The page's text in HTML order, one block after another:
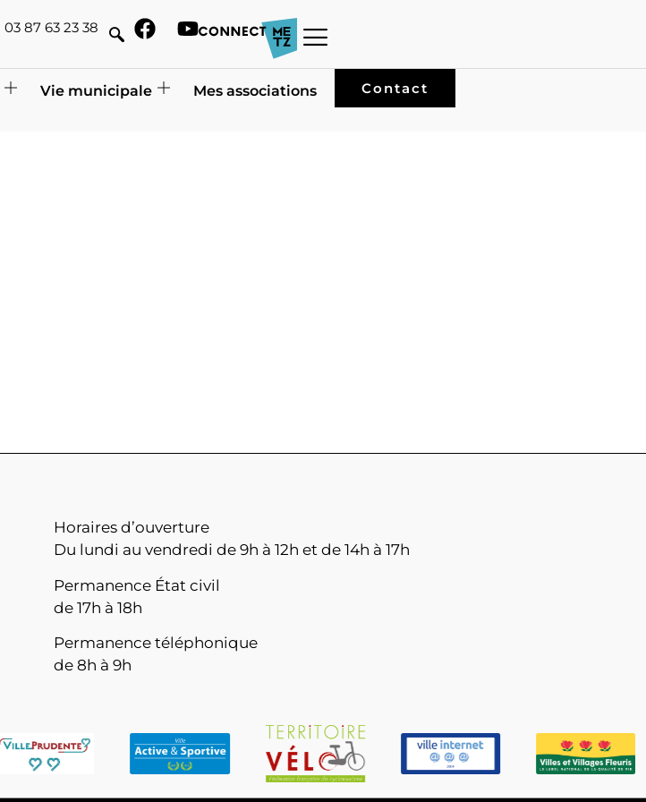
03 87 63 23 38
Vie municipale Mes associations Contact
Horaires d’ouverture
Du lundi au vendredi de 9h à 12h et de 14h à 17h
Permanence État civil
de 17h à 18h
Permanence téléphonique
de 8h à 9h